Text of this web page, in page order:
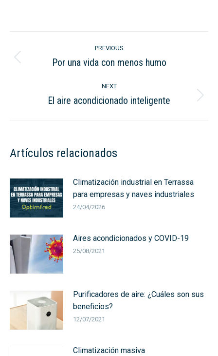
navigation
PREVIOUS
Previous
Por una vida con menos humo
NEXT
Next
El aire acondicionado inteligente
Artículos relacionados
Climatización industrial en Terrassa
para empresas y naves industriales
24/04/2026
Aires acondicionados y COVID-19
25/08/2021
Purificadores de aire: ¿Cuáles son sus
beneficios?
12/07/2021
Climatización masiva